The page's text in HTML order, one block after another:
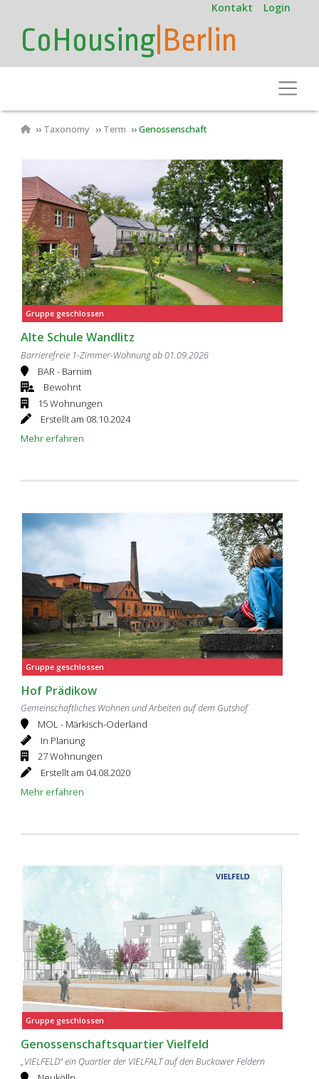
Inhaltaccount
menu
Kontakt Login
CoHousing |Berlin
Pfadnavigation
Taxonomy Term Genossenschaft
Gruppe geschlossen
Alte Schule Wandlitz
Barrierefreie 1-Zimmer-Wohnung ab 01.09.2026
BAR - Barnim
Bewohnt
15 Wohnungen
Erstellt am 08.10.2024
Mehr erfahren
Gruppe geschlossen
Hof Prädikow
Gemeinschaftliches Wohnen und Arbeiten auf dem Gutshof
MOL - Märkisch-Oderland
In Planung
27 Wohnungen
Erstellt am 04.08.2020
Mehr erfahren
Gruppe geschlossen
Genossenschaftsquartier Vielfeld
„VIELFELD“ ein Quartier der VIELFALT auf den Buckower Feldern